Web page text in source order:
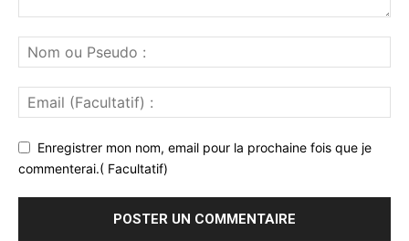
Enregistrer mon nom, email pour la prochaine fois que je
commenterai.( Facultatif)